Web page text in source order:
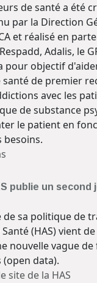
de santé a été
par la Direction
et réalisé en
Adalis, le
pour objectif
santé de premier
avec les
de substance
le patient en
besoins.
publie un second
sa politique de
(HAS) vient
nouvelle vague
data).
site de la HAS